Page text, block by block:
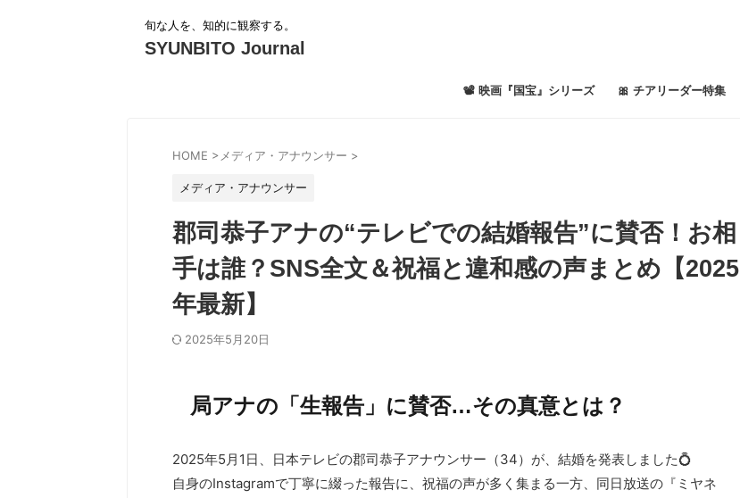
旬な人を、知的に観察する。
SYUNBITO Journal
📽 映画『国宝』シリーズ 🎀 チアリーダー特集
HOME > メディア・アナウンサー >
メディア・アナウンサー
郡司恭子アナの“テレビでの結婚報告”に賛否！お相
手は誰？SNS全文＆祝福と違和感の声まとめ【2025
年最新】
2025年5月20日
局アナの「生報告」に賛否…その真意とは？
2025年5月1日、⽇本テレビの郡司恭子アナウンサー（34）が、結婚を発表しました💍
自身のInstagramで丁寧に綴った報告に、祝福の声が多く集まる一方、同日放送の『ミヤネ